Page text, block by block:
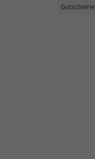
Gutscheine